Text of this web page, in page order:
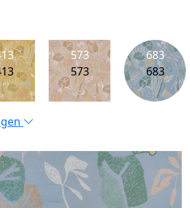
573
573
683
683